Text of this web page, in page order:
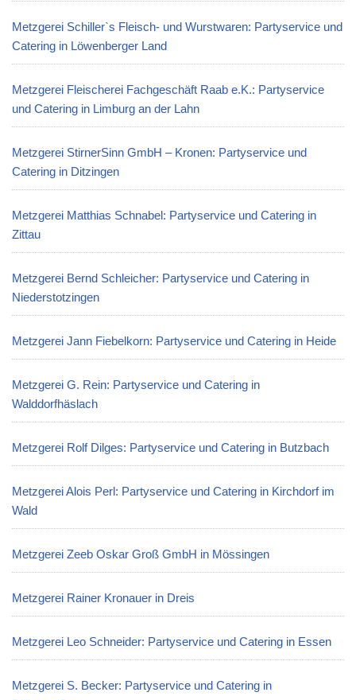
Metzgerei Schiller`s Fleisch- und Wurstwaren: Partyservice und
Catering in Löwenberger Land
Metzgerei Fleischerei Fachgeschäft Raab e.K.: Partyservice
und Catering in Limburg an der Lahn
Metzgerei StirnerSinn GmbH – Kronen: Partyservice und
Catering in Ditzingen
Metzgerei Matthias Schnabel: Partyservice und Catering in
Zittau
Metzgerei Bernd Schleicher: Partyservice und Catering in
Niederstotzingen
Metzgerei Jann Fiebelkorn: Partyservice und Catering in Heide
Metzgerei G. Rein: Partyservice und Catering in
Walddorfhäslach
Metzgerei Rolf Dilges: Partyservice und Catering in Butzbach
Metzgerei Alois Perl: Partyservice und Catering in Kirchdorf im
Wald
Metzgerei Zeeb Oskar Groß GmbH in Mössingen
Metzgerei Rainer Kronauer in Dreis
Metzgerei Leo Schneider: Partyservice und Catering in Essen
Metzgerei S. Becker: Partyservice und Catering in